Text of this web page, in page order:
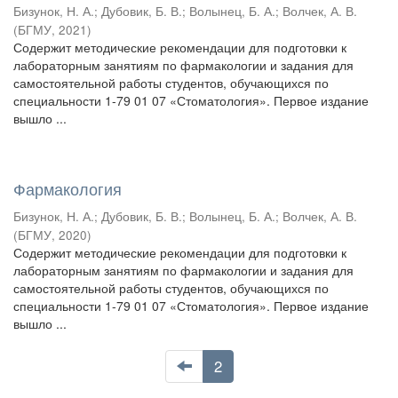
Бизунок, Н. А.; Дубовик, Б. В.; Волынец, Б. А.; Волчек, А. В.
(БГМУ, 2021)
Содержит методические рекомендации для подготовки к
лабораторным занятиям по фармакологии и задания для
самостоятельной работы студентов, обучающихся по
специальности 1-79 01 07 «Стоматология». Первое издание
вышло ...
Фармакология
Бизунок, Н. А.; Дубовик, Б. В.; Волынец, Б. А.; Волчек, А. В.
(БГМУ, 2020)
Содержит методические рекомендации для подготовки к
лабораторным занятиям по фармакологии и задания для
самостоятельной работы студентов, обучающихся по
специальности 1-79 01 07 «Стоматология». Первое издание
вышло ...
2